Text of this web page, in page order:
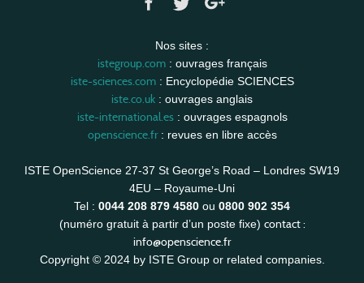
Nos sites :
istegroup.com: ouvrages français
iste-sciences.com: Encyclopédie SCIENCES
iste.co.uk : ouvrages anglais
iste-international.es: ouvrages espagnols
openscience.fr: revues en libre accès
ISTE OpenScience 27-37 St George’s Road – Londres SW19
4EU – Royaume-Uni
Tel : 0044 208 879 4580 ou 0800 902 354
(numéro gratuit à partir d’un poste fixe) contact :
info@openscience.fr
Copyright © 2024 by ISTE Group or related companies.